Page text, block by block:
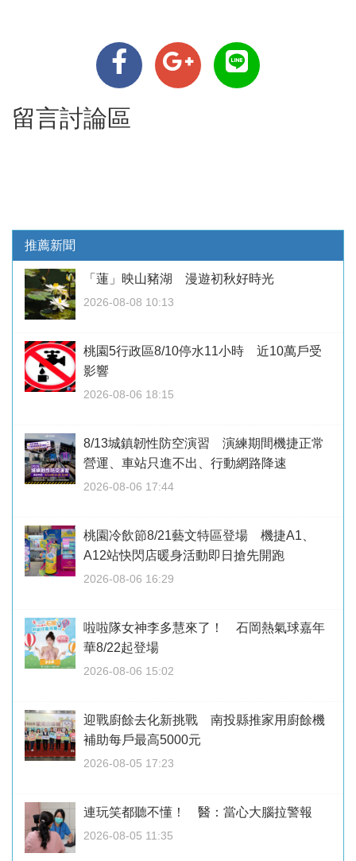
留言討論區
推薦新聞
「蓮」映山豬湖 漫遊初秋好時光
2026-08-08 10:13
桃園5行政區8/10停水11小時 近10萬戶受
影響
2026-08-06 18:15
8/13城鎮韌性防空演習 演練期間機捷正常
營運、車站只進不出、行動網路降速
2026-08-06 17:44
桃園冷飲節8/21藝文特區登場 機捷A1、
A12站快閃店暖身活動即日搶先開跑
2026-08-06 16:29
啦啦隊女神李多慧來了！ 石岡熱氣球嘉年
華8/22起登場
2026-08-06 15:02
迎戰廚餘去化新挑戰 南投縣推家用廚餘機
補助每戶最高5000元
2026-08-05 17:23
連玩笑都聽不懂！ 醫：當心大腦拉警報
2026-08-05 11:35